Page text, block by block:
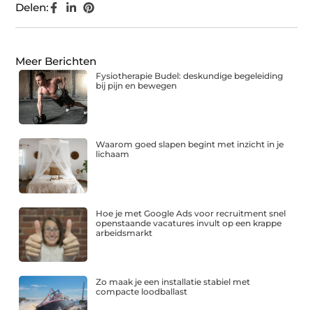
Delen:
Meer Berichten
Fysiotherapie Budel: deskundige begeleiding
bij pijn en bewegen
Waarom goed slapen begint met inzicht in je
lichaam
Hoe je met Google Ads voor recruitment snel
openstaande vacatures invult op een krappe
arbeidsmarkt
Zo maak je een installatie stabiel met
compacte loodballast